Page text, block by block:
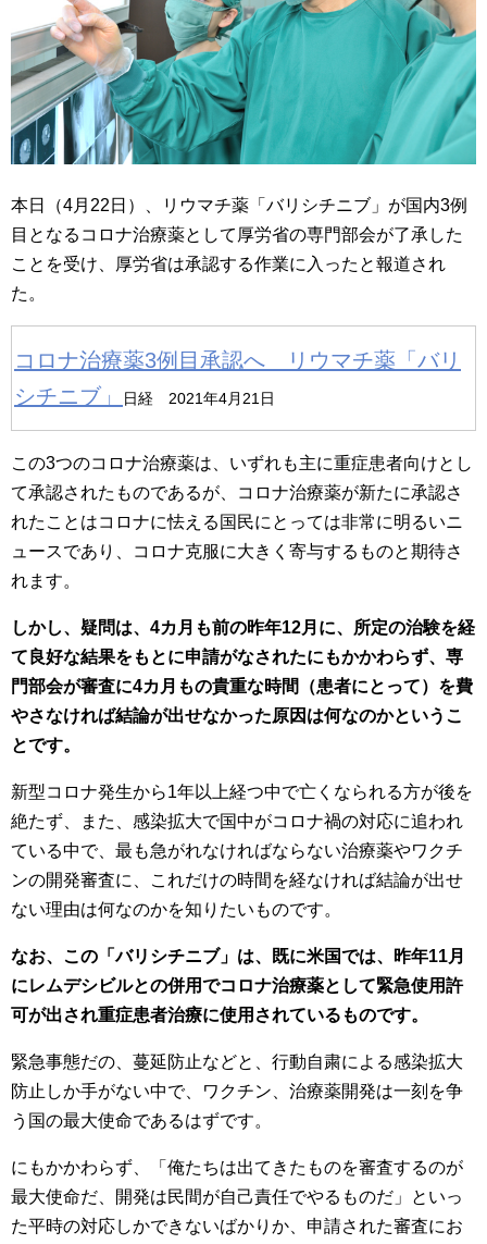
本日（4月22日）、リウマチ薬「バリシチニブ」が国内3例
目となるコロナ治療薬として厚労省の専門部会が了承した
ことを受け、厚労省は承認する作業に入ったと報道され
た。
コロナ治療薬3例目承認へ リウマチ薬「バリ
シチニブ」
日経 2021年4月21日
この3つのコロナ治療薬は、いずれも主に重症患者向けとし
て承認されたものであるが、コロナ治療薬が新たに承認さ
れたことはコロナに怯える国民にとっては非常に明るいニ
ュースであり、コロナ克服に大きく寄与するものと期待さ
れます。
しかし、疑問は、4カ月も前の昨年12月に、所定の治験を経
て良好な結果をもとに申請がなされたにもかかわらず、専
門部会が審査に4カ月もの貴重な時間（患者にとって）を費
やさなければ結論が出せなかった原因は何なのかというこ
とです。
新型コロナ発生から1年以上経つ中で亡くなられる方が後を
絶たず、また、感染拡大で国中がコロナ禍の対応に追われ
ている中で、最も急がれなければならない治療薬やワクチ
ンの開発審査に、これだけの時間を経なければ結論が出せ
ない理由は何なのかを知りたいものです。
なお、この「バリシチニブ」は、既に米国では、昨年11月
にレムデシビルとの併用でコロナ治療薬として緊急使用許
可が出され重症患者治療に使用されているものです。
緊急事態だの、蔓延防止などと、行動自粛による感染拡大
防止しか手がない中で、ワクチン、治療薬開発は一刻を争
う国の最大使命であるはずです。
にもかかわらず、「俺たちは出てきたものを審査するのが
最大使命だ、開発は民間が自己責任でやるものだ」といっ
た平時の対応しかできないばかりか、申請された審査にお